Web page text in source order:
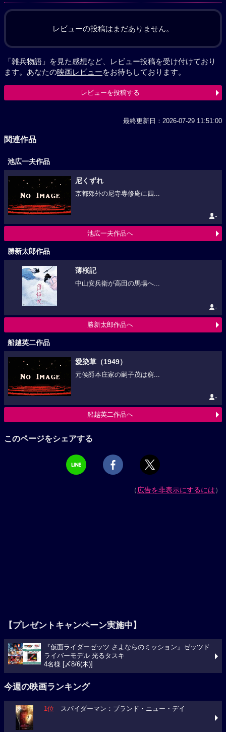
レビューの投稿はまだありません。
「雑兵物語」を見た感想など、レビュー投稿を受け付けており
ます。あなたの映画レビューをお待ちしております。
レビューを投稿する
最終更新日：2026-07-29 11:51:00
関連作品
池広一夫作品
尼くずれ
京都郊外の尼寺専修庵に四...
-
池広一夫作品へ
勝新太郎作品
薄桜記
中山安兵衛が高田の馬場へ...
-
勝新太郎作品へ
船越英二作品
愛染草（1949）
元侯爵本庄家の嗣子茂は窮...
-
船越英二作品へ
このページをシェアする
（広告を非表示にするには）
【プレゼントキャンペーン実施中】
『仮面ライダーゼッツ さよならのミッション』ゼッツド
ライバーモデル 光るタスキ
4名様 [〆8/6(木)]
今週の映画ランキング
1位 スパイダーマン：ブランド・ニュー・デイ